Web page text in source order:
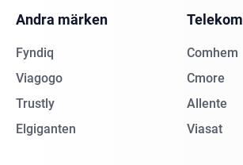
Andra märken
Fyndiq
Viagogo
Trustly
Elgiganten
Telekom
Comhem
Cmore
Allente
Viasat